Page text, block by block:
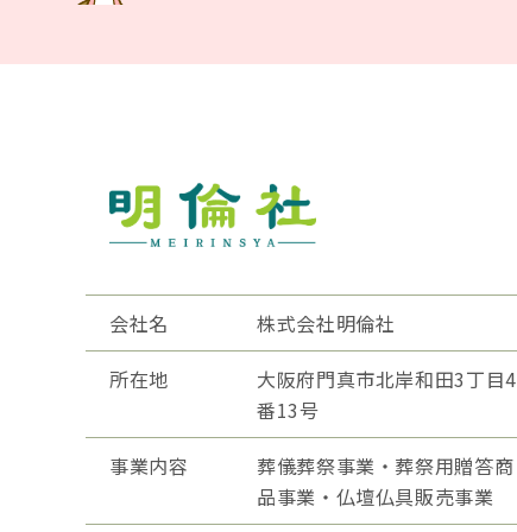
会社名
株式会社明倫社
所在地
大阪府門真市北岸和田3丁目4
番13号
事業内容
葬儀葬祭事業・葬祭用贈答商
品事業・仏壇仏具販売事業